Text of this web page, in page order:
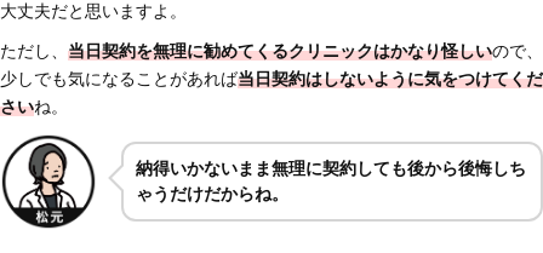
大丈夫だと思いますよ。
ただし、 当日契約を無理に勧めてくるクリニックはかなり怪しいので、
少しでも気になることがあれば当日契約はしないように気をつけてくだ
さいね。
納得いかないまま無理に契約しても後から後悔しち
ゃうだけだからね。